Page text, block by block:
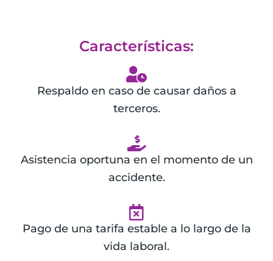
Características:
Respaldo en caso de causar daños a
terceros.
Asistencia oportuna en el momento de un
accidente.
Pago de una tarifa estable a lo largo de la
vida laboral.